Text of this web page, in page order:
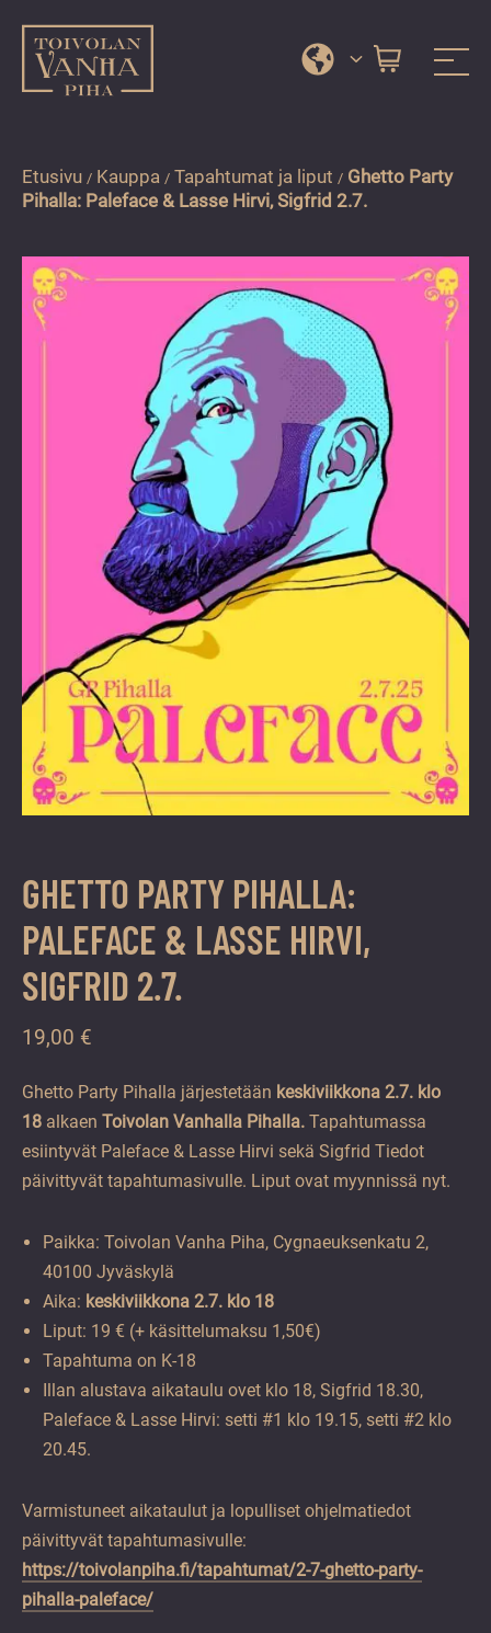
sisältöön
Toivolan vanha piha
pihapiirissä
erilaiset
ja
tapahtumat
tarjoavat
kiireettömiä
Etusivu / Kauppa / Tapahtumat ja liput / Ghetto Party
Pihalla: Paleface & Lasse Hirvi, Sigfrid 2.7.
GHETTO PARTY PIHALLA:
PALEFACE & LASSE HIRVI,
SIGFRID 2.7.
19,00 €
Ghetto Party Pihalla järjestetään keskiviikkona 2.7. klo
18 alkaen Toivolan Vanhalla Pihalla. Tapahtumassa
esiintyvät Paleface & Lasse Hirvi sekä Sigfrid Tiedot
päivittyvät tapahtumasivulle. Liput ovat myynnissä nyt.
Paikka: Toivolan Vanha Piha, Cygnaeuksenkatu 2,
40100 Jyväskylä
Aika: keskiviikkona 2.7. klo 18
Liput: 19 € (+ käsittelumaksu 1,50€)
Tapahtuma on K-18
Illan alustava aikataulu ovet klo 18, Sigfrid 18.30,
Paleface & Lasse Hirvi: setti #1 klo 19.15, setti #2 klo
20.45.
Varmistuneet aikataulut ja lopulliset ohjelmatiedot
päivittyvät tapahtumasivulle:
https://toivolanpiha.fi/tapahtumat/2-7-ghetto-party-
pihalla-paleface/